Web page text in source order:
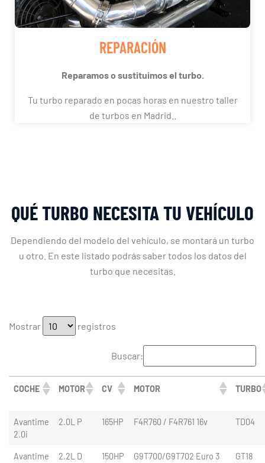
REPARACIÓN
Reparamos o sustituimos el turbo.
Tu turbo reparado en pocas horas en nuestro taller
de turbos en Madrid..
QUÉ TURBO NECESITA TU VEHÍCULO
Dependiendo del modelo del vehículo, se montará un turbo
u otro. En este listado podrás saber todos los datos del
turbo que necesitas.
Mostrar registros
Buscar:
COCHE MOTOR CV MOTOR TURBO
Avantime
2.0i
2.0L P 165HP F4R760 / F4R761 16v TD04
Avantime
2.2L D 150HP G9T700/G9T702 Euro 3
GT18